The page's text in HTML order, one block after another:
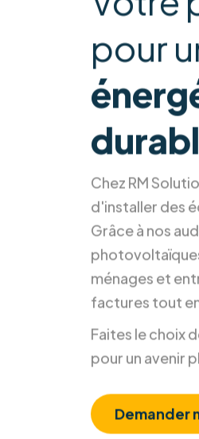
Votre
pour
Chez RM
d'installer des
Grâce à nos
ménages et
factures tout
Faites le choix